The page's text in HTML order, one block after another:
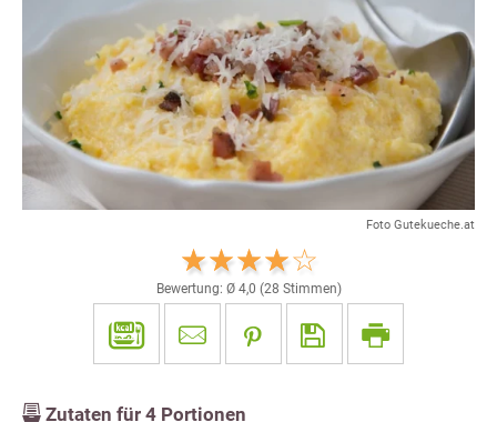
Foto Gutekueche.at
Bewertung: Ø 4,0 (28 Stimmen)
Zutaten für 4 Portionen